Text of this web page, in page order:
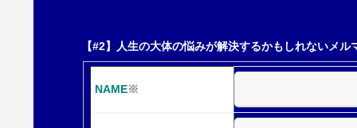
【#2】人生の大体の悩みが解決するかもしれないメル
NAME※